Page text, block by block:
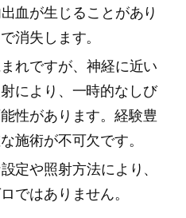
血が生じることがあり
消失します。
れですが、神経に近い
により、一時的なしび
性があります。経験豊
施術が不可欠です。
定や照射方法により、
ではありません。